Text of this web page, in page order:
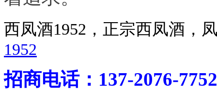
西凤酒1952，正宗西凤酒
1952
招商电话：137-2076-7752